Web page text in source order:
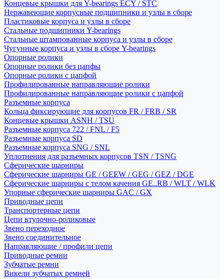
Концевые крышки для Y-bearings ECY / STC
Нержавеющие корпусные подшипники и узлы в сборе
Пластиковые корпуса и узлы в сборе
Стальные подшипники Y-bearings
Стальные штампованные корпуса и узлы в сборе
Чугунные корпуса и узлы в сборе Y-bearings
Опорные ролики
Опорные ролики без цапфы
Опорные ролики с цапфой
Профилированные направляющие ролики
Профилированные направляющие ролики с цапфой
Разъемные корпуса
Кольца фиксирующие для корпусов FR / FRB / SR
Концевые крышки ASNH / TSU
Разъемные корпуса 722 / FNL / F5
Разъемные корпуса SD
Разъемные корпуса SNG / SNL
Уплотнения для разъемных корпусов TSN / TSNG
Сферические шарниры
Сферические шарниры GE / GEEW / GEG / GEZ / DGE
Сферические шарниры с телом качения GE..RB / WLT / WLK
Упорные сферические шарниры GAC / GX
Приводные цепи
Транспортерные цепи
Цепи втулочно-роликовые
Звено переходное
Звено соединительное
Направляющие / профили цепи
Приводные ремни
Зубчатые ремни
Викели зубчатых ремней